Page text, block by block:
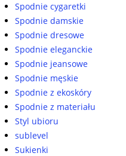
Spodnie cygaretki
Spodnie damskie
Spodnie dresowe
Spodnie eleganckie
Spodnie jeansowe
Spodnie męskie
Spodnie z ekoskóry
Spodnie z materiału
Styl ubioru
sublevel
Sukienki